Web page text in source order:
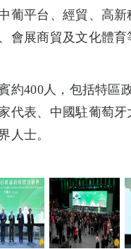
葡平台、經貿、高新
會展商貿及文化體育
約400人，包括特區
代表、中國駐葡萄牙
人士。